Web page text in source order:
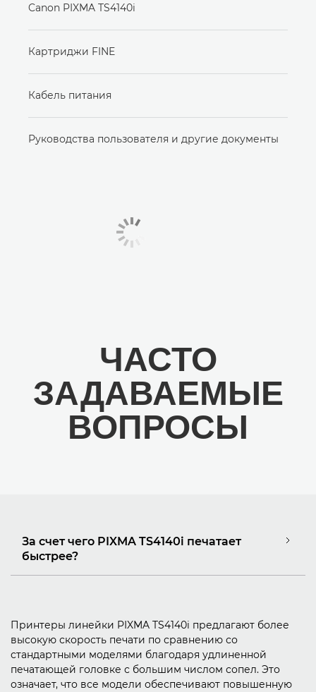
Canon PIXMA TS4140i
Картриджи FINE
Кабель питания
Руководства пользователя и другие документы
ЧАСТО
ЗАДАВАЕМЫЕ
ВОПРОСЫ
За счет чего PIXMA TS4140i печатает
быстрее?
Принтеры линейки PIXMA TS4140i предлагают более
высокую скорость печати по сравнению со
стандартными моделями благодаря удлиненной
печатающей головке с большим числом сопел. Это
означает, что все модели обеспечивают повышенную